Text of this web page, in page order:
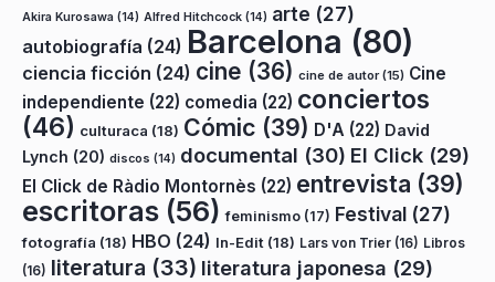
Akira Kurosawa (14) Alfred Hitchcock (14) arte (27)
autobiografía (24) Barcelona (80)
ciencia ficción (24) cine (36) cine de autor(15) Cine
independiente (22) comedia (22) conciertos
(46) culturaca (18) Cómic (39) D'A (22) David
Lynch (20) discos (14) documental (30) El Click (29)
El Click de Ràdio Montornès (22) entrevista (39)
escritoras (56) feminismo (17) Festival (27)
fotografía (18) HBO (24) In-Edit (18) Lars von Trier (16) Libros
(16) literatura (33) literatura japonesa (29)